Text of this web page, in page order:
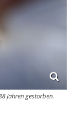
Jahren gestorben.